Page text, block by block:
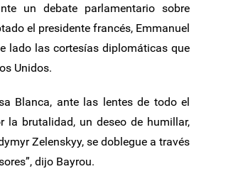
un debate parlamentario sobre
el presidente francés, Emmanuel
lado las cortesías diplomáticas que
Unidos.
Blanca, ante las lentes de todo el
la brutalidad, un deseo de humillar,
Zelenskyy, se doblegue a través
dijo Bayrou.